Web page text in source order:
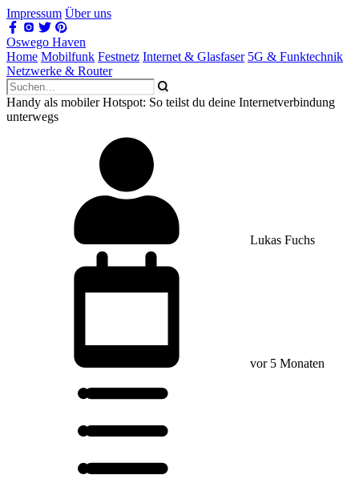
Impressum Über uns
Oswego Haven
Home Mobilfunk Festnetz Internet & Glasfaser 5G & Funktechnik
Netzwerke & Router
Handy als mobiler Hotspot: So teilst du deine Internetverbindung
unterwegs
Lukas Fuchs
vor 5 Monaten